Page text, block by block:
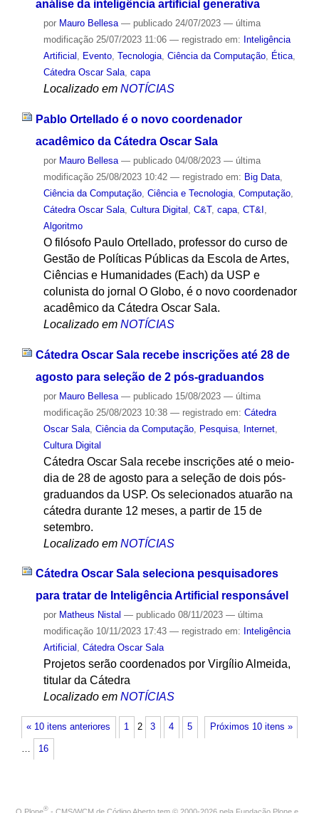
análise da inteligência artificial generativa
por Mauro Bellesa — publicado24/07/2023 — última
modificação25/07/2023 11:06 — registrado em: Inteligência
Artificial , Evento, Tecnologia, Ciência da Computação, Ética,
Cátedra Oscar Sala, capa
Localizado em NOTÍCIAS
Pablo Ortellado é o novo coordenador
acadêmico da Cátedra Oscar Sala
por Mauro Bellesa — publicado04/08/2023 — última
modificação25/08/2023 10:42 — registrado em: Big Data,
Ciência da Computação, Ciência e Tecnologia, Computação,
Cátedra Oscar Sala, Cultura Digital C&T, capa, CT&I
Algoritmo
O filósofo Paulo Ortellado, professor do curso de
Gestão de Políticas Públicas da Escola de Artes,
Ciências e Humanidades (Each) da USP e
colunista do jornal O Globo, é o novo coordenador
acadêmico da Cátedra Oscar Sala.
Localizado em NOTÍCIAS
Cátedra Oscar Sala recebe inscrições até 28 de
agosto para seleção de 2 pós-graduandos
por Mauro Bellesa — publicado15/08/2023 — última
modificação25/08/2023 10:38 — registrado em: Cátedra
Oscar Sala, Ciência da Computação, Pesquisa, Internet,
Cultura Digital
Cátedra Oscar Sala recebe inscrições até o meio-
dia de 28 de agosto para a seleção de dois pós-
graduandos da USP. Os selecionados atuarão na
cátedra durante 12 meses, a partir de 15 de
setembro.
Localizado em NOTÍCIAS
Cátedra Oscar Sala seleciona pesquisadores
para tratar de Inteligência Artificial responsável
por Matheus Nistal — publicado08/11/2023 — última
modificação10/11/2023 17:43 — registrado em: Inteligência
Artificial , Cátedra Oscar Sala
Projetos serão coordenados por Virgílio Almeida,
titular da Cátedra
Localizado em NOTÍCIAS
« 10 itens anteriores Próximos 10 itens »
1 2 3 4 5
… 16
®